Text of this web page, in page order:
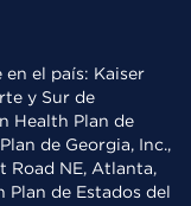
en el país: Kaiser
y Sur de
Health Plan de
de Georgia, Inc.,
Road NE, Atlanta,
de Estados del